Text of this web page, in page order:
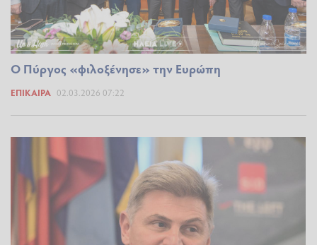
Ο Πύργος «φιλοξένησε» την Ευρώπη
ΕΠΊΚΑΙΡΑ 02.03.2026 07:22